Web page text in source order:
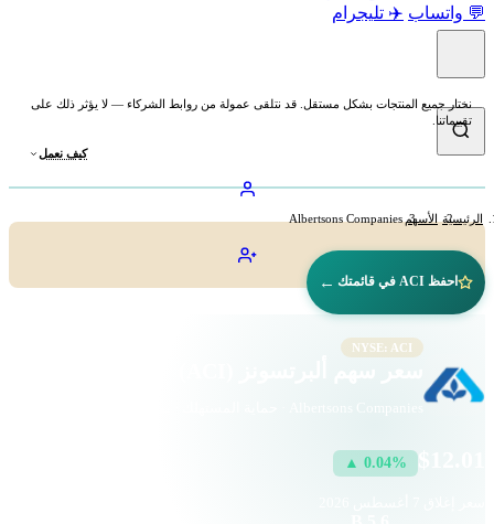
💬 واتساب ✈️ تليجرام
نختار جميع المنتجات بشكل مستقل. قد نتلقى عمولة من روابط الشركاء — لا يؤثر ذلك على
تقييماتنا.
كيف نعمل
الرئيسية الأسهم Albertsons Companies
احفظ ACI في قائمتك ←
NYSE: ACI
Albertsons Companies · حماية المستهلك · بورصة نيويورك
▲ 0.04%